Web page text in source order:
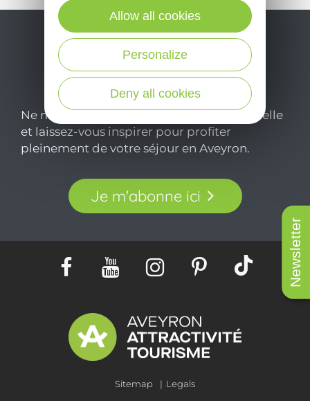
Newsletter
Ne manquez pas notre newsletter mensuelle
et laissez-vous inspirer pour profiter
pleinement de votre séjour en Aveyron.
Je m'abonne ici
Sitemap Legals
Deny all cookies
Personalize
Allow all cookies